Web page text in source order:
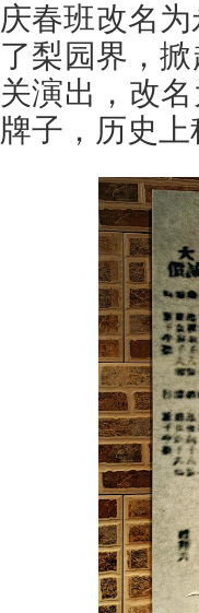
庆春班改名
了梨园界，
关演出，改
牌子，历史